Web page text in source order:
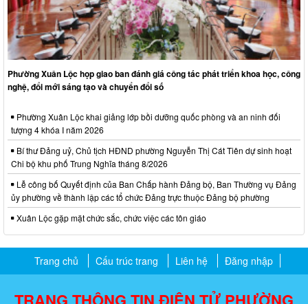
Phường Xuân Lộc họp giao ban đánh giá công tác phát triển khoa học, công
nghệ, đổi mới sáng tạo và chuyển đổi số
Phường Xuân Lộc khai giảng lớp bồi dưỡng quốc phòng và an ninh đối
tượng 4 khóa I năm 2026
Bí thư Đảng uỷ, Chủ tịch HĐND phường Nguyễn Thị Cát Tiên dự sinh hoạt
Chi bộ khu phố Trung Nghĩa tháng 8/2026
Lễ công bố Quyết định của Ban Chấp hành Đảng bộ, Ban Thường vụ Đảng
ủy phường về thành lập các tổ chức Đảng trực thuộc Đảng bộ phường
Xuân Lộc gặp mặt chức sắc, chức việc các tôn giáo
Trang chủ Cấu trúc trang Liên hệ Đăng nhập